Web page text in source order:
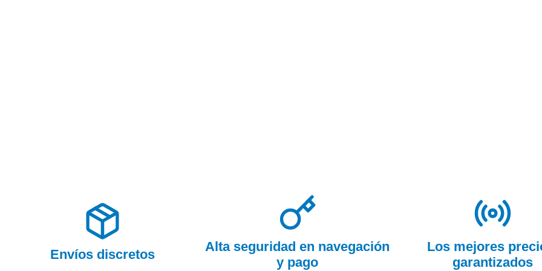
Envíos discretos
Alta seguridad en navegación
y pago
Los mejores
garantizados